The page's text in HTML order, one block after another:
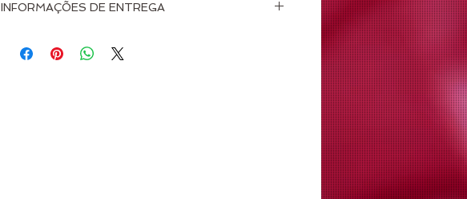
INFORMAÇÕES DE ENTREGA
Travessia ou despachados a combinar [Loggi ou